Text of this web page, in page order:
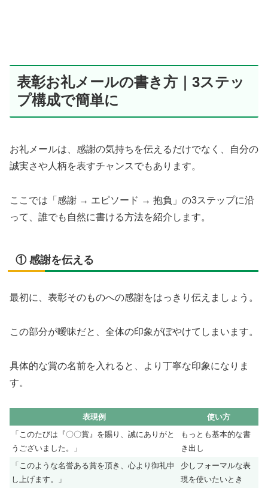
表彰お礼メールの書き方｜3ステッ
プ構成で簡単に
お礼メールは、感謝の気持ちを伝えるだけでなく、自分の
誠実さや人柄を表すチャンスでもあります。
ここでは「感謝 → エピソード → 抱負」の3ステップに沿
って、誰でも自然に書ける方法を紹介します。
① 感謝を伝える
最初に、表彰そのものへの感謝をはっきり伝えましょう。
この部分が曖昧だと、全体の印象がぼやけてしまいます。
具体的な賞の名前を入れると、より丁寧な印象になりま
す。
表現例
使い方
「このたびは『〇〇賞』を賜り、誠にありがと
うございました。」
もっとも基本的な書
き出し
「このような名誉ある賞を頂き、心より御礼申
し上げます。」
少しフォーマルな表
現を使いたいとき